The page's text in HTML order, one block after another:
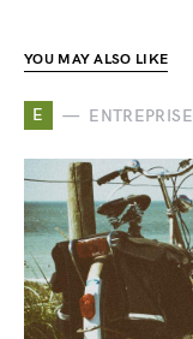
YOU MAY ALSO LIKE
E ENTREPRISE